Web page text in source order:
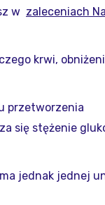
w zaleceniach
krwi,
przetworzenia
się stężenie
jednak jednej